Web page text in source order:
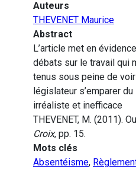
Auteurs
THEVENET Maurice
Abstract
L’article met en
débats sur le travail qui
tenus sous peine de
législateur s’emparer
irréaliste et inefficace
THEVENET, M. (2011).
Croix, pp. 15.
Mots clés
Absentéisme,